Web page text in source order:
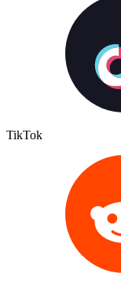
TikTok